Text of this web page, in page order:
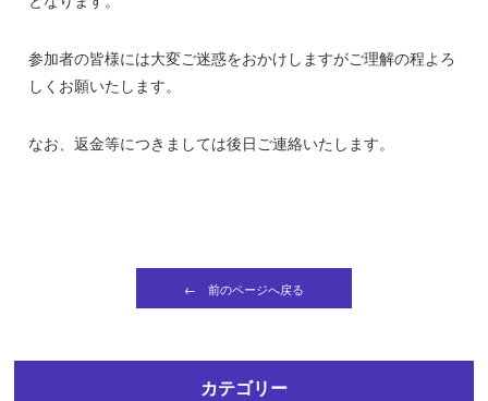
参加者の皆様には大変ご迷惑をおかけしますがご理解の程よろ
しくお願いたします。
なお、返金等につきましては後日ご連絡いたします。
← 前のページへ戻る
カテゴリー